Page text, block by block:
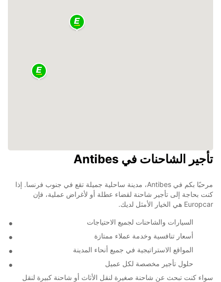
تأجير الشاحنات في Antibes
مرحبًا بكم في Antibes، مدينة ساحلية جميلة تقع في جنوب فرنسا. إذا
كنت بحاجة إلى تأجير شاحنة لقضاء عطلة أو لأغراض عملية، فإن
Europcar هي الخيار الأمثل لديك.
السيارات والشاحنات لجميع الاحتياجات
أسعار تنافسية وخدمة عملاء ممتازة
المواقع الاستراتيجية في جميع أنحاء المدينة
حلول تأجير مخصصة لكل عميل
سواء كنت تبحث عن شاحنة صغيرة لنقل الأثاث أو شاحنة كبيرة لنقل